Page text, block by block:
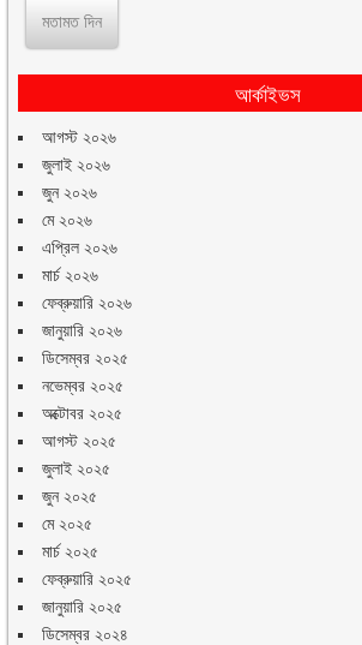
আর্কাইভস
আগস্ট ২০২৬
জুলাই ২০২৬
জুন ২০২৬
মে ২০২৬
এপ্রিল ২০২৬
মার্চ ২০২৬
ফেব্রুয়ারি ২০২৬
জানুয়ারি ২০২৬
ডিসেম্বর ২০২৫
নভেম্বর ২০২৫
অক্টোবর ২০২৫
আগস্ট ২০২৫
জুলাই ২০২৫
জুন ২০২৫
মে ২০২৫
মার্চ ২০২৫
ফেব্রুয়ারি ২০২৫
জানুয়ারি ২০২৫
ডিসেম্বর ২০২৪